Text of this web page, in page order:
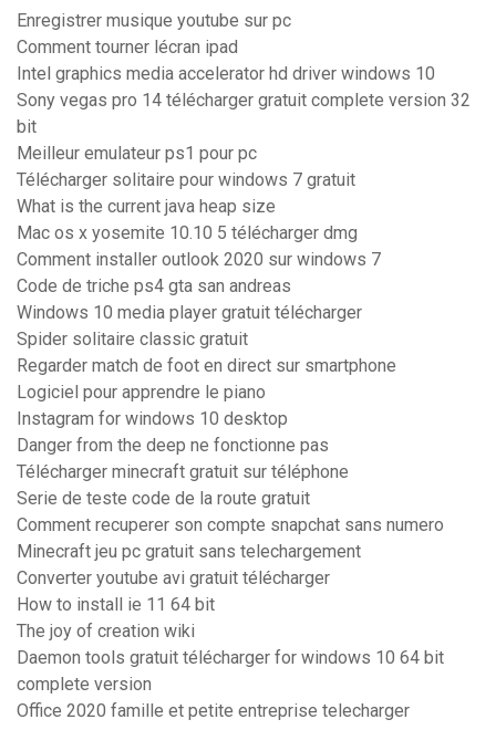
Enregistrer musique youtube sur pc
Comment tourner lécran ipad
Intel graphics media accelerator hd driver windows 10
Sony vegas pro 14 télécharger gratuit complete version 32
bit
Meilleur emulateur ps1 pour pc
Télécharger solitaire pour windows 7 gratuit
What is the current java heap size
Mac os x yosemite 10.10 5 télécharger dmg
Comment installer outlook 2020 sur windows 7
Code de triche ps4 gta san andreas
Windows 10 media player gratuit télécharger
Spider solitaire classic gratuit
Regarder match de foot en direct sur smartphone
Logiciel pour apprendre le piano
Instagram for windows 10 desktop
Danger from the deep ne fonctionne pas
Télécharger minecraft gratuit sur téléphone
Serie de teste code de la route gratuit
Comment recuperer son compte snapchat sans numero
Minecraft jeu pc gratuit sans telechargement
Converter youtube avi gratuit télécharger
How to install ie 11 64 bit
The joy of creation wiki
Daemon tools gratuit télécharger for windows 10 64 bit
complete version
Office 2020 famille et petite entreprise telecharger